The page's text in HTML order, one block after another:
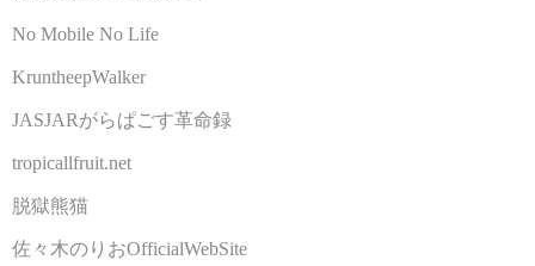
No Mobile No Life
KruntheepWalker
JASJARがらぱごす革命録
tropicallfruit.net
脱獄熊猫
佐々木のりおOfficialWebSite